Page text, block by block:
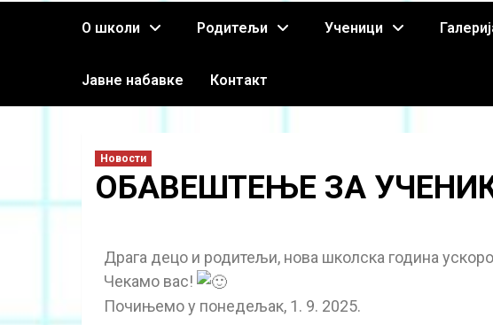
О школи Родитељи Ученици
Јавне набавке Контакт
Новости
ОБАВЕШТЕЊЕ ЗА
Драга децо и родитељи, нова школска година
Чекамо вас!
Почињемо у понедељак, 1. 9. 2025.